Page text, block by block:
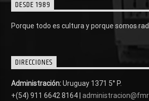
DESDE 1989
Porque todo es cultura y porque somos
DIRECCIONES
Administración:Uruguay 1371 5° P.
+(54) 911 6642 8164 |